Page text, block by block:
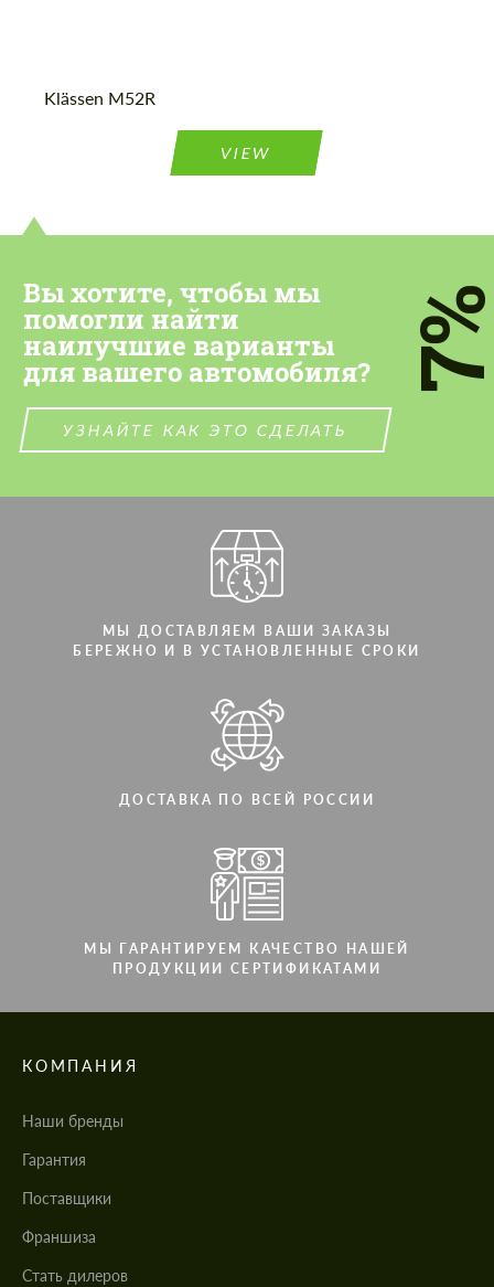
Klässen M52R
VIEW
Вы хотите, чтобы мы
помогли найти
наилучшие варианты
для вашего автомобиля?
УЗНАЙТЕ КАК ЭТО СДЕЛАТЬ
МЫ ДОСТАВЛЯЕМ ВАШИ ЗАКАЗЫ
БЕРЕЖНО И В УСТАНОВЛЕННЫЕ СРОКИ
ДОСТАВКА ПО ВСЕЙ РОССИИ
МЫ ГАРАНТИРУЕМ КАЧЕСТВО НАШЕЙ
ПРОДУКЦИИ СЕРТИФИКАТАМИ
КОМПАНИЯ
Наши бренды
Гарантия
Поставщики
Франшиза
Стать дилеров
Cогласиться на обработку
персональных данных
Cогласиться на обработку
персональных данных